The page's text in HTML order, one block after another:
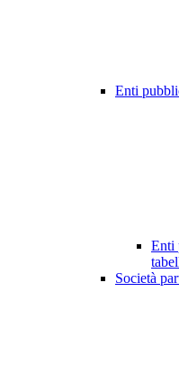
Enti
Enti
Società